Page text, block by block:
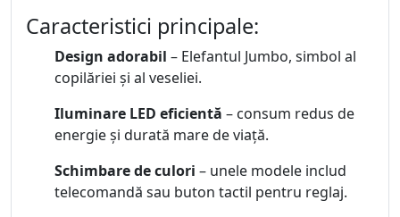
Caracteristici principale:
Design adorabil – Elefantul Jumbo, simbol al
copilăriei și al veseliei.
Iluminare LED eficientă – consum redus de
energie și durată mare de viață.
Schimbare de culori – unele modele includ
telecomandă sau buton tactil pentru reglaj.